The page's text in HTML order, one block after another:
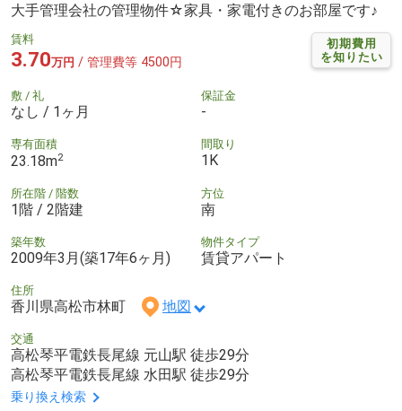
大手管理会社の管理物件☆家具・家電付きのお部屋です♪
初期費用
を知りたい
賃料
3.70万円 / 管理費等 4500円
敷 / 礼
なし / 1ヶ月
保証金
-
専有面積
23.18m2
間取り
1K
所在階 / 階数
1階 / 2階建
方位
南
築年数
2009年3月(築17年6ヶ月)
物件タイプ
賃貸アパート
住所
香川県高松市林町 地図
交通
高松琴平電鉄長尾線 元山駅 徒歩29分
高松琴平電鉄長尾線 水田駅 徒歩29分
乗り換え検索